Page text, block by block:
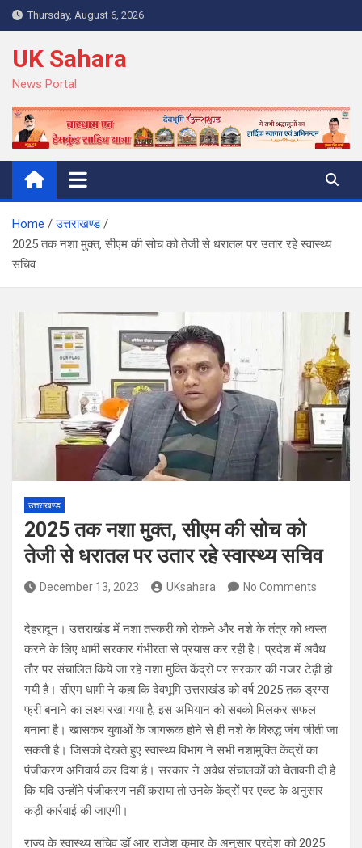
Skip
to
content
Thursday, August 6, 2026
UK Sahara
News Portal
Home
उत्तराखण्ड
2025 तक नशा मुक्त, सीएम की सोच को तेजी से धरातल पर उतार रहे स्वास्थ्य
सचिव
उत्तराखण्ड
2025 तक नशा मुक्त, सीएम की सोच को
तेजी से धरातल पर उतार रहे स्वास्थ्य सचिव
December 13, 2023 UKsahara No Comments
देहरादून। उत्तराखंड में नशा तस्करी को रोकने और नशे के तंत्र को ध्वस्त
करने के लिए धामी सरकार गंभीरता से प्रयास कर रही है। प्रदेश में अवैध
तौर पर संचालित किये जा रहे नशा मुक्ति केंद्रों पर सरकार की नजर टेढ़ी हो
गयी है। सीएम धामी ने कहा कि देवभूमि उत्तराखंड को वर्ष 2025 तक ड्रग्स
फ्री बनाने का लक्ष्य रखा गया है, इस अभियान को सबको मिलकर सफल
बनाना है। खासकर युवाओं के जागरूक होने से ही नशे के विरुद्ध जंग जीती जा
सकती है। जिसको देखते हुए स्वास्थ्य विभाग ने सभी नशामुक्ति केंद्रों का
पंजीकरण अनिवार्य कर दिया है। सरकार ने अवैध संचालकों को चेतावनी दी है
कि यदि उन्होंने पंजीकरण नहीं कराया तो उनके केंद्रों पर एक्ट के अनुसार
कड़ी कार्रवाई की जाएगी।
राज्य के स्वास्थ्य सचिव डॉ आर राजेश कुमार के अनुसार प्रदेश को 2025